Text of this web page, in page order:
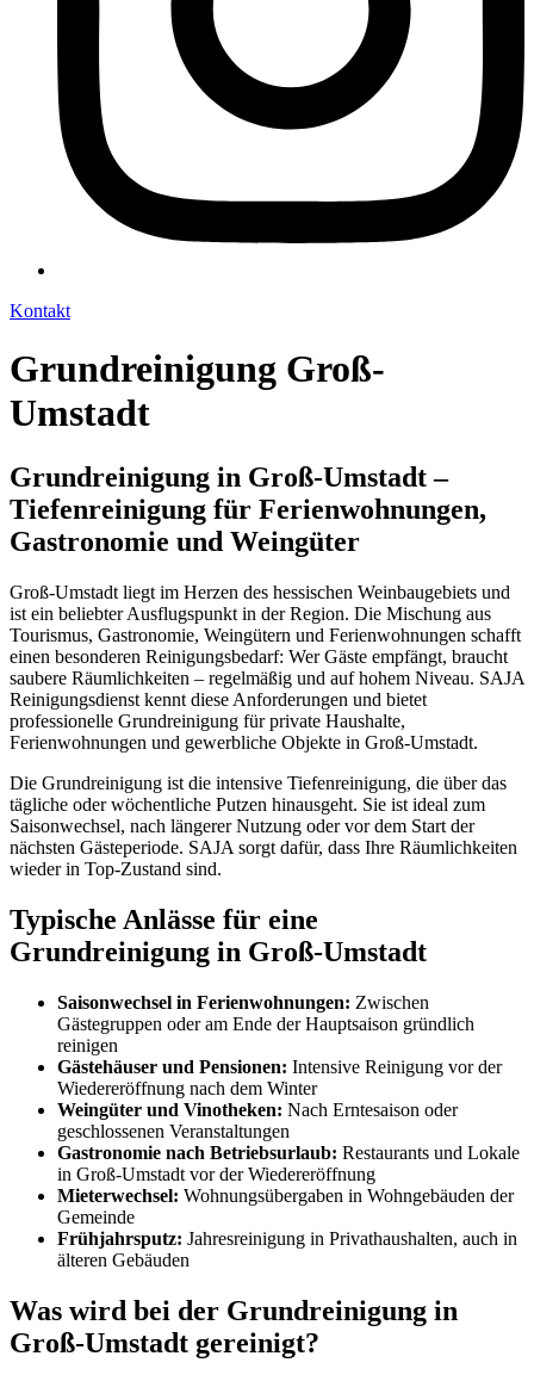
Kontakt
Grundreinigung Groß-
Umstadt
Grundreinigung in Groß-Umstadt –
Tiefenreinigung für Ferienwohnungen,
Gastronomie und Weingüter
Groß-Umstadt liegt im Herzen des hessischen Weinbaugebiets und
ist ein beliebter Ausflugspunkt in der Region. Die Mischung aus
Tourismus, Gastronomie, Weingütern und Ferienwohnungen schafft
einen besonderen Reinigungsbedarf: Wer Gäste empfängt, braucht
saubere Räumlichkeiten – regelmäßig und auf hohem Niveau. SAJA
Reinigungsdienst kennt diese Anforderungen und bietet
professionelle Grundreinigung für private Haushalte,
Ferienwohnungen und gewerbliche Objekte in Groß-Umstadt.
Die Grundreinigung ist die intensive Tiefenreinigung, die über das
tägliche oder wöchentliche Putzen hinausgeht. Sie ist ideal zum
Saisonwechsel, nach längerer Nutzung oder vor dem Start der
nächsten Gästeperiode. SAJA sorgt dafür, dass Ihre Räumlichkeiten
wieder in Top-Zustand sind.
Typische Anlässe für eine
Grundreinigung in Groß-Umstadt
Saisonwechsel in Ferienwohnungen: Zwischen
Gästegruppen oder am Ende der Hauptsaison gründlich
reinigen
Gästehäuser und Pensionen: Intensive Reinigung vor der
Wiedereröffnung nach dem Winter
Weingüter und Vinotheken: Nach Erntesaison oder
geschlossenen Veranstaltungen
Gastronomie nach Betriebsurlaub: Restaurants und Lokale
in Groß-Umstadt vor der Wiedereröffnung
Mieterwechsel: Wohnungsübergaben in Wohngebäuden der
Gemeinde
Frühjahrsputz: Jahresreinigung in Privathaushalten, auch in
älteren Gebäuden
Was wird bei der Grundreinigung in
Groß-Umstadt gereinigt?